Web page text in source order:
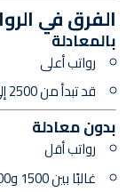
الفرق في
بالمعادلة
رواتب أعلى
قد تبدأ من 2500 إلى 4000 يورو أو أكثر
بدون معادلة
رواتب أقل
غالبًا بين 1500 و2200 يورو